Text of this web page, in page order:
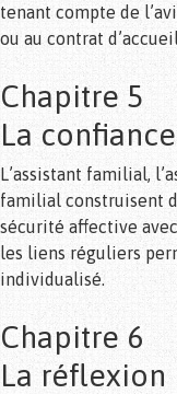
tenant compte de
ou au contrat
Chapitre 5
La confiance
L’assistant familial,
familial construisent
sécurité affective
les liens réguliers
individualisé.
Chapitre 6
La réflexion